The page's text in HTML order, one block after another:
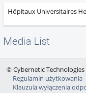
Hôpitaux Universitaires
Media List
© Cybernetic Technologies
Regulamin użytkowania
Klauzula wyłączenia